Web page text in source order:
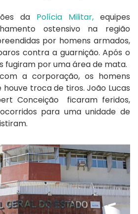
da Polícia Militar, equipes
ostensivo na região
por homens armados,
contra a guarnição. Após o
fugiram por uma área de mata.
a corporação, os homens
troca de tiros. João Lucas
Conceição ficaram feridos,
para uma unidade de